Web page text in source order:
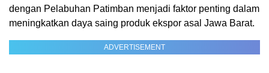
dengan Pelabuhan Patimban menjadi faktor penting dalam
meningkatkan daya saing produk ekspor asal Jawa Barat.
ADVERTISEMENT